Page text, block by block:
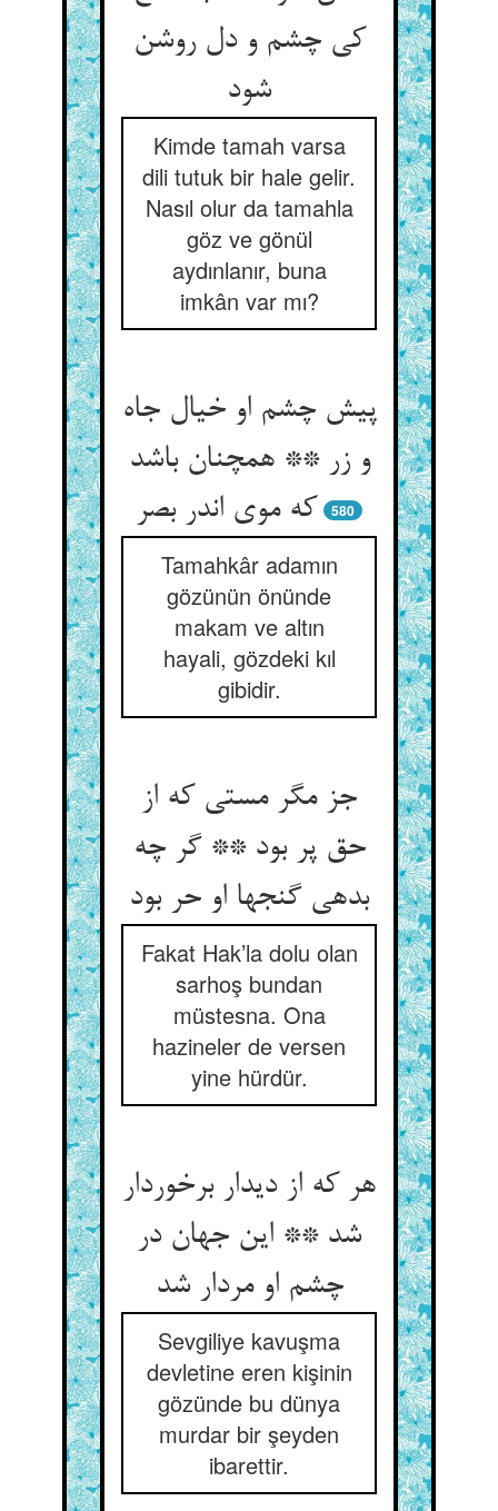
کی چشم و دل روشن
شود
Kimde tamah varsa
dili tutuk bir hale gelir.
Nasıl olur da tamahla
göz ve gönül
aydınlanır, buna
imkân var mı?
پیش چشم او خیال جاه
و زر ** همچنان باشد
که موی اندر بصر
580
Tamahkâr adamın
gözünün önünde
makam ve altın
hayali, gözdeki kıl
gibidir.
جز مگر مستی که از
حق پر بود ** گر چه
بدهی گنجها او حر بود
Fakat Hak’la dolu olan
sarhoş bundan
müstesna. Ona
hazineler de versen
yine hürdür.
هر که از دیدار برخوردار
شد ** این جهان در
چشم او مردار شد
Sevgiliye kavuşma
devletine eren kişinin
gözünde bu dünya
murdar bir şeyden
ibarettir.